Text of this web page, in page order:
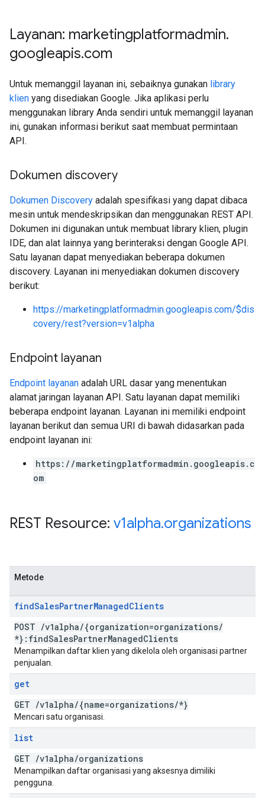
Layanan: marketingplatformadmin.
googleapis.com
Untuk memanggil layanan ini, sebaiknya gunakan library
klien yang disediakan Google. Jika aplikasi perlu
menggunakan library Anda sendiri untuk memanggil layanan
ini, gunakan informasi berikut saat membuat permintaan
API.
Dokumen discovery
Dokumen Discovery adalah spesifikasi yang dapat dibaca
mesin untuk mendeskripsikan dan menggunakan REST API.
Dokumen ini digunakan untuk membuat library klien, plugin
IDE, dan alat lainnya yang berinteraksi dengan Google API.
Satu layanan dapat menyediakan beberapa dokumen
discovery. Layanan ini menyediakan dokumen discovery
berikut:
https://marketingplatformadmin.googleapis.com/$dis
covery/rest?version=v1alpha
Endpoint layanan
Endpoint layanan adalah URL dasar yang menentukan
alamat jaringan layanan API. Satu layanan dapat memiliki
beberapa endpoint layanan. Layanan ini memiliki endpoint
layanan berikut dan semua URI di bawah didasarkan pada
endpoint layanan ini:
https://marketingplatformadmin.googleapis.c
om
REST Resource: v1alpha.organizations
Metode
findSalesPartnerManagedClients
POST /v1alpha/{organization=organizations/
*}:findSalesPartnerManagedClients
Menampilkan daftar klien yang dikelola oleh organisasi partner
penjualan.
get
GET /v1alpha/{name=organizations/*}
Mencari satu organisasi.
list
GET /v1alpha/organizations
Menampilkan daftar organisasi yang aksesnya dimiliki
pengguna.